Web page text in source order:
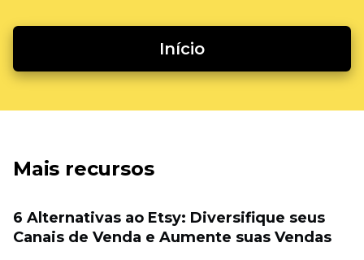
Início
Mais recursos
6 Alternativas ao Etsy: Diversifique seus
Canais de Venda e Aumente suas Vendas